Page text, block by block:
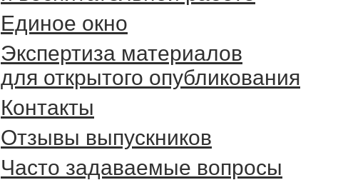
Единое окно
Экспертиза материалов
для открытого опубликования
Контакты
Отзывы выпускников
Часто задаваемые вопросы